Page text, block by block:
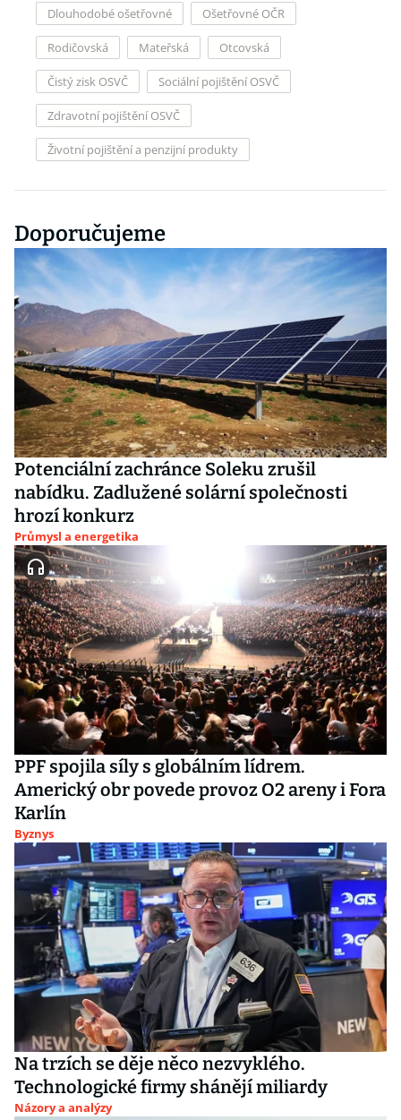
Dlouhodobé ošetřovné Ošetřovné OČR
Rodičovská Mateřská Otcovská
Čistý zisk OSVČ Sociální pojištění OSVČ
Zdravotní pojištění OSVČ
Životní pojištění a penzijní produkty
Doporučujeme
Potenciální zachránce Soleku zrušil
nabídku. Zadlužené solární společnosti
hrozí konkurz
Průmysl a energetika
PPF spojila síly s globálním lídrem.
Americký obr povede provoz O2 areny i Fora
Karlín
Byznys
Na trzích se děje něco nezvyklého.
Technologické firmy shánějí miliardy
Názory a analýzy